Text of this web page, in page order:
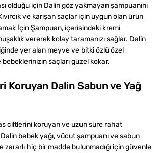
olduğu için Dalin göz yakmayan şampuanını
ve karışan saçlar için uygun olan ürün
İçin Şampuan, içerisindeki kremi
vererek kolay taramanızı sağlar. Dalin
yer alan meyve ve bitki özlü özel
saçları güzel kokar.
Koruyan Dalin Sabun ve Yağ
ciltlerini koruyan ve uzun süre rahat
bebek yağı, vücut şampuanı ve sabun
hiç bir madde bulunmadığı için güvenle